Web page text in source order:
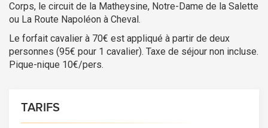
Corps, le circuit de la Matheysine, Notre-Dame de la Salette
ou La Route Napoléon à Cheval.
Le forfait cavalier à 70€ est appliqué à partir de deux
personnes (95€ pour 1 cavalier). Taxe de séjour non incluse.
Pique-nique 10€/pers.
TARIFS